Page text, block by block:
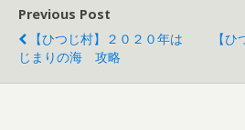
Previous Post
【ひつじ村】２０２０年は
じまりの海 攻略
【